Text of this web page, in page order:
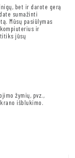
bet ir darote gerą
sumažinti
Mūsų pasiūlymas
ir
jūsų
žymių, pvz.,
išblukimo.